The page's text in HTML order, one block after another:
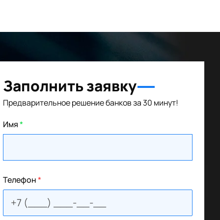
Заполнить заявку
Предварительное решение банков за 30 минут!
Имя*
Телефон*